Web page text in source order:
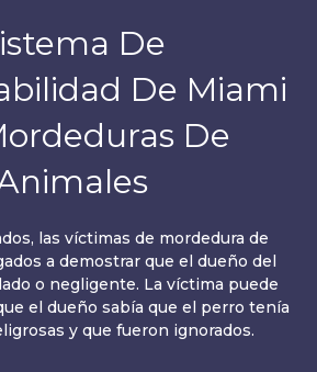
De
De Miami
De
las víctimas de mordedura de
a demostrar que el dueño del
o negligente. La víctima puede
el dueño sabía que el perro tenía
y que fueron ignorados.